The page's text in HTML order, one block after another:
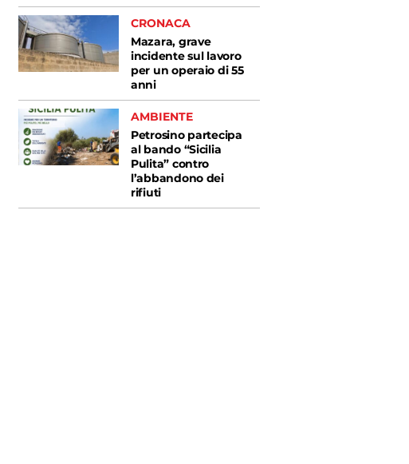
CRONACA
Mazara, grave
incidente sul lavoro
per un operaio di 55
anni
AMBIENTE
Petrosino partecipa
al bando “Sicilia
Pulita” contro
l’abbandono dei
rifiuti